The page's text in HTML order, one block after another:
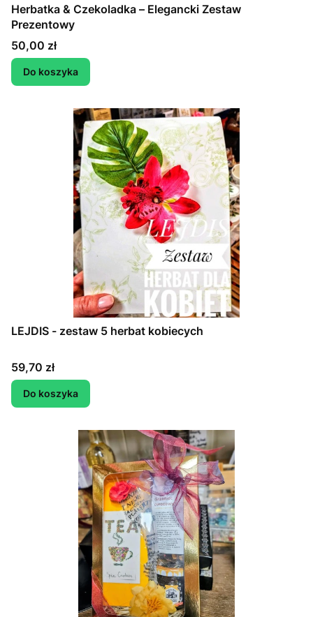
Herbatka & Czekoladka – Elegancki Zestaw
Prezentowy
Cena
50,00 zł
Do koszyka
LEJDIS - zestaw 5 herbat kobiecych
Cena
59,70 zł
Do koszyka